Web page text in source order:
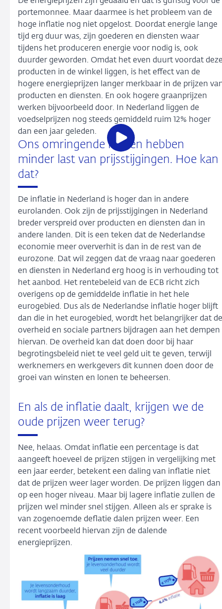
portemonnee. Maar daarmee is het probleem van de
hoge inflatie nog niet opgelost. Doordat energie lange
tijd erg duur was, zijn goederen en diensten waar
tijdens het produceren energie voor nodig is, ook
duurder geworden. Omdat het even duurt voordat
producten in de winkel liggen, is het effect van de
hogere energieprijzen langer merkbaar in de prijzen
producten en diensten. En ook hogere graanprijzen
werken bijvoorbeeld door. In Nederland liggen de
voedselprijzen nog steeds gemiddeld ruim 12% hoger
dan een jaar geleden.
Open
de
video
Ons omringende landen hebben
minder last van prijsstijgingen. Hoe kan
dat?
De inflatie in Nederland is hoger dan in andere
eurolanden. Ook zijn de prijsstijgingen in Nederland
breder verspreid over producten en diensten dan in
andere landen. Dit is een teken dat de Nederlandse
economie meer oververhit is dan in de rest van de
eurozone. Dat wil zeggen dat de vraag naar goederen
en diensten in Nederland erg hoog is in verhouding tot
het aanbod. Het rentebeleid van de ECB richt zich
overigens op de gemiddelde inflatie in het hele
eurogebied. Dus als de Nederlandse inflatie hoger blijft
dan die in het eurogebied, wordt het belangrijker dat de
overheid en sociale partners bijdragen aan het dempen
hiervan. De overheid kan dat doen door bij haar
begrotingsbeleid niet te veel geld uit te geven, terwijl
werknemers en werkgevers dit kunnen doen door de
groei van winsten en lonen te beheersen.
En als de inflatie daalt, krijgen we de
oude prijzen weer terug?
Nee, helaas. Omdat inflatie een percentage is dat
aangeeft hoeveel de prijzen stijgen in vergelijking met
een jaar eerder, betekent een daling van inflatie niet
dat de prijzen weer lager worden. De prijzen liggen dan
op een hoger niveau. Maar bij lagere inflatie zullen de
prijzen wel minder snel stijgen. Alleen als er sprake is
van zogenoemde deflatie dalen prijzen weer. Een
recent voorbeeld hiervan zijn de dalende
energieprijzen.